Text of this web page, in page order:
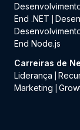
End .NET
End Node.js
Carreiras de
Liderança
Marketing